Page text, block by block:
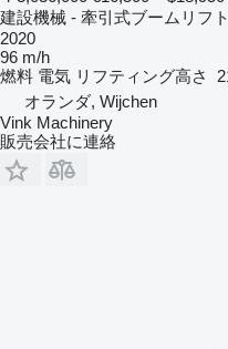
建設機械 - 牽引式ブームリフト
2020
96 m/h
燃料 電気 リフティング高さ
オランダ, Wijchen
Vink Machinery
販売会社に連絡